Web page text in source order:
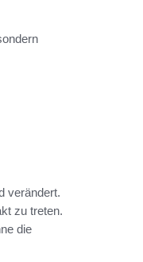
verändert.
zu treten.
die